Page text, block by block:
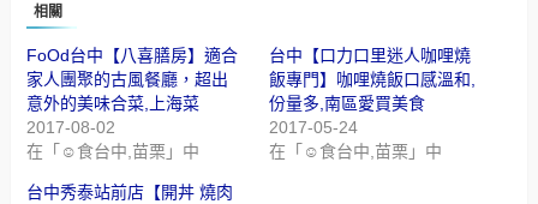
相關
FoOd台中【八喜膳房】適合
家人團聚的古風餐廳，超出
意外的美味合菜,上海菜
2017-08-02
在「☺食台中,苗栗」中
台中【口力口里迷人咖哩燒
飯專門】咖哩燒飯口感溫和,
份量多,南區愛買美食
2017-05-24